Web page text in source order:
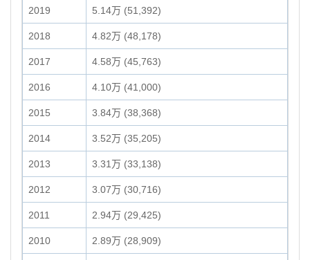
2019 5.14万 (51,392)
2018 4.82万 (48,178)
2017 4.58万 (45,763)
2016 4.10万 (41,000)
2015 3.84万 (38,368)
2014 3.52万 (35,205)
2013 3.31万 (33,138)
2012 3.07万 (30,716)
2011 2.94万 (29,425)
2010 2.89万 (28,909)